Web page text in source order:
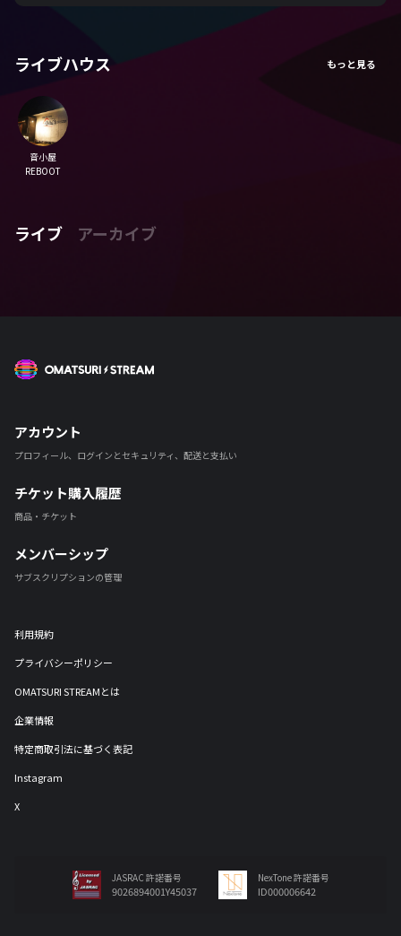
ライブハウス
音小屋
REBOOT
ライブ アーカイブ
アカウント
プロフィール、ログインとセキュリティ、配送と支払い
チケット購入履歴
商品・チケット
メンバーシップ
サブスクリプションの管理
利用規約
プライバシーポリシー
OMATSURI STREAMとは
企業情報
特定商取引法に基づく表記
Instagram
X
JASRAC 許諾番号
9026894001Y45037
NexTone 許諾番号
ID000006642